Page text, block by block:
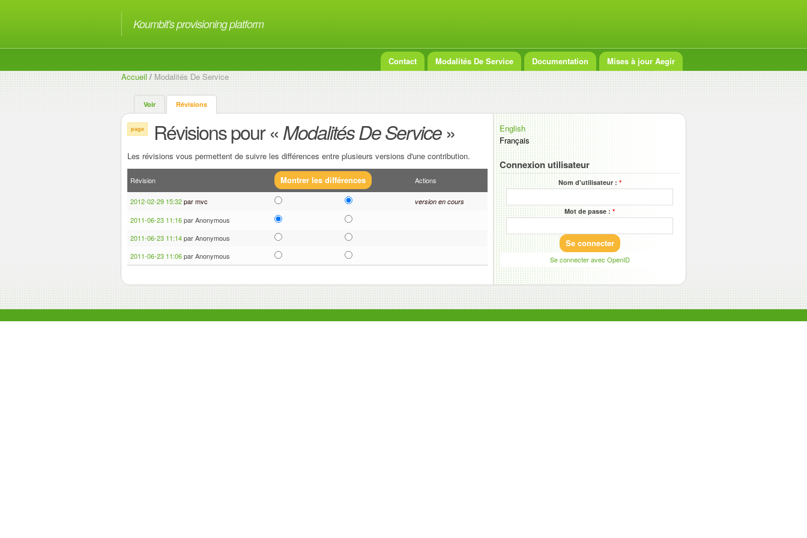
Koumbit's provisioning platform
Mises à jour Aegir
Documentation
Modalités De Service
Contact
Accueil/Modalités De Service
Voir Révisions
page Révisions pour « Modalités De Service»
Les révisions vous permettent de suivre les différences entre plusieurs versions d'une contribution.
Révision Actions
2012-02-29 15:32par mvc version en cours
2011-06-23 11:16par Anonymous
2011-06-23 11:14par Anonymous
2011-06-23 11:06par Anonymous
English
Français
Connexion utilisateur
Nom d'utilisateur : *
Mot de passe : *
Se connecter avec OpenID